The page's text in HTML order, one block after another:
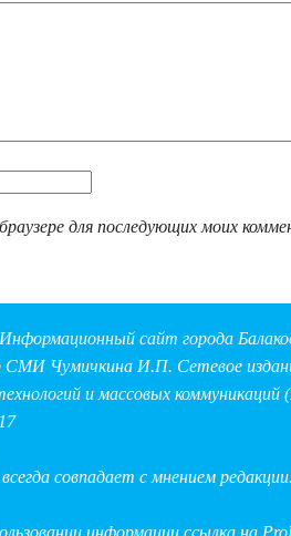
для последующих моих
сайт города
Чумичкина И.П. Сетевое
и массовых
совпадает с мнением
информации ссылка на